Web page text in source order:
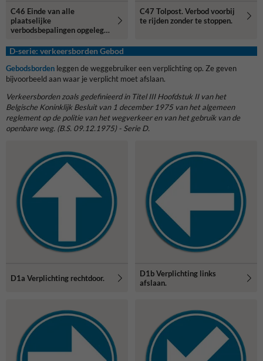
C46 Einde van alle
plaatselijke
verbodsbepalingen opgelegd
beweging.
C47 Tolpost. Verbod voorbij
te rijden zonder te stoppen.
D-serie: verkeersborden Gebod
Gebodsborden leggen de weggebruiker een verplichting op. Ze geven
bijvoorbeeld aan waar je verplicht moet afslaan.
Verkeersborden zoals gedefinieerd in Titel III Hoofdstuk II van het
Belgische Koninklijk Besluit van 1 december 1975 van het algemeen
reglement op de politie van het wegverkeer en van het gebruik van de
openbare weg. (B.S. 09.12.1975) - Serie D.
D1a Verplichting rechtdoor.
D1b Verplichting links
afslaan.